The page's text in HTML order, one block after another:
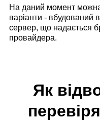
На даний момент
варіанти - вбудований
сервер, що надається
провайдера.
Як